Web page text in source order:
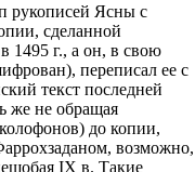
рукописей Ясны с
сделанной
1495 г., а он, в свою
переписал ее с
текст последней
же не обращая
до копии,
возможно,
IX в. Такие